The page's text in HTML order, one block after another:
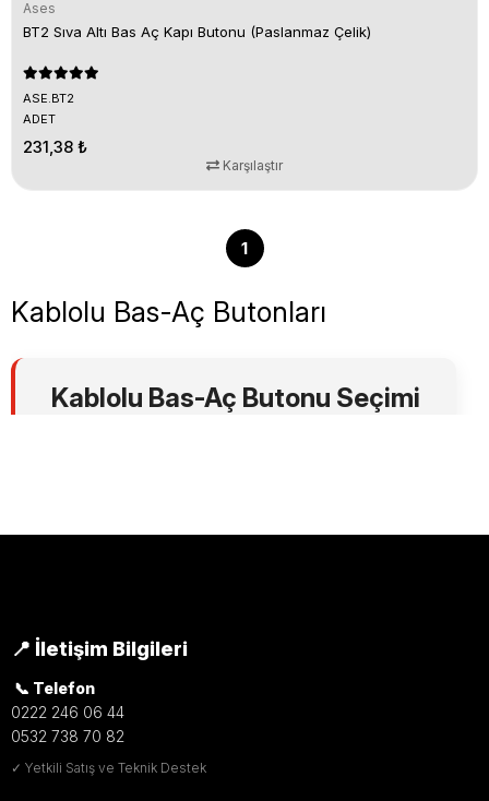
Ases
BT2 Sıva Altı Bas Aç Kapı Butonu (Paslanmaz Çelik)
ASE.BT2
ADET
231,38 ₺
Karşılaştır
1
Kablolu Bas-Aç Butonları
Kablolu Bas-Aç Butonu Seçimi
kullanılan pratik ve güvenilir çözümlerdir.
ekibimizden destek alabilirsiniz.
WhatsApp
📍 İletişim Bilgileri
📞 Telefon
0222 246 06 44
0532 738 70 82
✓ Yetkili Satış ve Teknik Destek